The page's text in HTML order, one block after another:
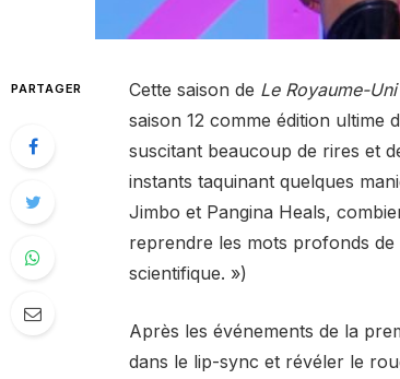
PARTAGER Cette saison de Le Royaume-
saison 12 comme édition ultime
suscitant beaucoup de rires et
instants taquinant quelques
Jimbo et Pangina Heals,
reprendre les mots profonds de
scientifique. »)
Après les événements de la
dans le lip-sync et révéler le